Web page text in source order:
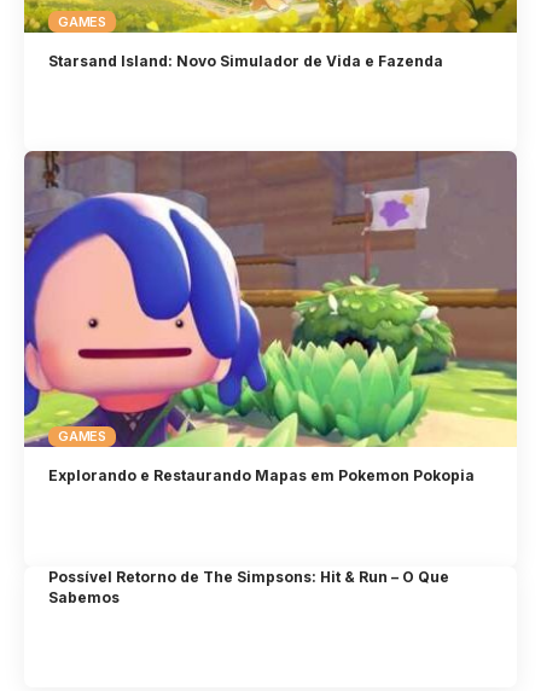
GAMES
Starsand Island: Novo Simulador de Vida e Fazenda
GAMES
Explorando e Restaurando Mapas em Pokemon Pokopia
Possível Retorno de The Simpsons: Hit & Run – O Que
Sabemos